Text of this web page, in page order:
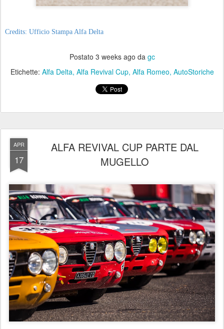
Credits: Ufficio Stampa Alfa Delta
Postato 3 weeks ago da gc
Etichette: Alfa Delta Alfa Revival Cup Alfa Romeo AutoStoriche
APR
17
ALFA REVIVAL CUP PARTE DAL
MUGELLO